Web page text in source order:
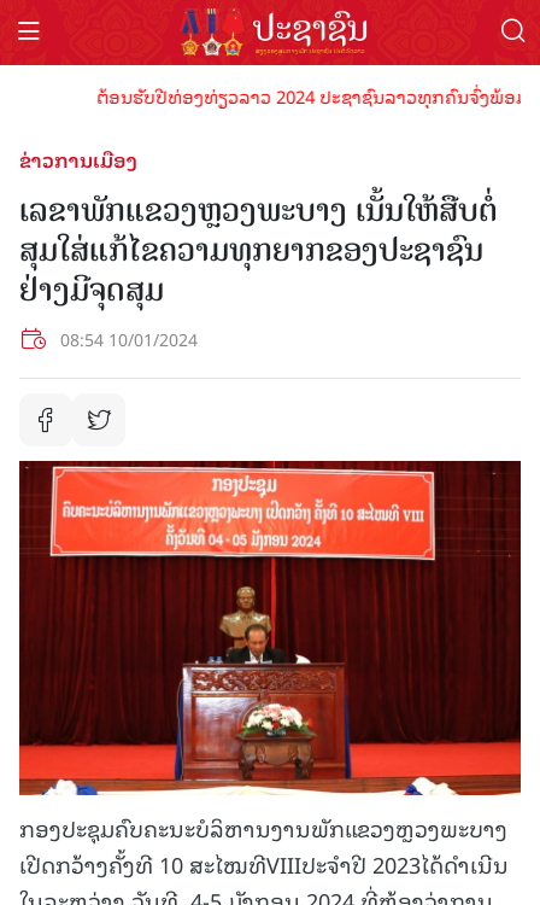
ຕ້ອນຮັບປີທ່ອງທ່ຽວລາວ 2024 ປະຊາຊົນລາວທຸກຄົນຈົ່ງພ້ອມເ
ຂ່າວການເມືອງ
ເລຂາພັກແຂວງຫຼວງພະບາງ ເນັ້ນໃຫ້ສືບຕໍ່
ສຸມໃສ່ແກ້ໄຂຄວາມທຸກຍາກຂອງປະຊາຊົນ
ຢ່າງມີຈຸດສຸມ
08:54 10/01/2024
ກອງປະຊຸມຄົບຄະນະບໍລິຫານງານພັກແຂວງຫຼວງພະບາງ
ເປີດກວ້າງຄັ້ງທີ 10 ສະໄໝທີVIIIປະຈຳປີ 2023ໄດ້ດຳເນີນ